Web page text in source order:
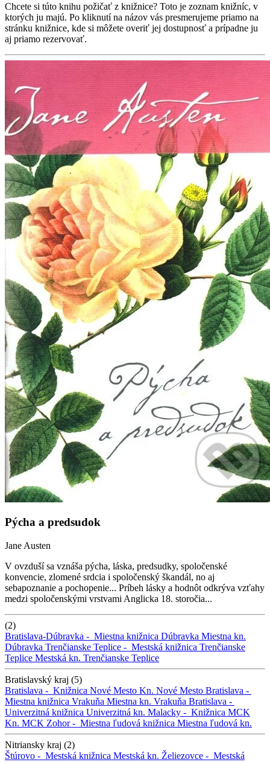
Chcete si túto knihu požičať z knižnice? Toto je zoznam knižníc, v
ktorých ju majú. Po kliknutí na názov vás presmerujeme priamo na
stránku knižnice, kde si môžete overiť jej dostupnosť a prípadne ju
aj priamo rezervovať.
Pýcha a predsudok
Jane Austen
V ovzduší sa vznáša pýcha, láska, predsudky, spoločenské
konvencie, zlomené srdcia i spoločenský škandál, no aj
sebapoznanie a pochopenie... Príbeh lásky a hodnôt odkrýva vzťahy
medzi spoločenskými vrstvami Anglicka 18. storočia...
(2)
Bratislava-Dúbravka - Miestna knižnica Dúbravka Miestna kn.
Dúbravka Trenčianske Teplice - Mestská knižnica Trenčianske
Teplice Mestská kn. Trenčianske Teplice
Bratislavský kraj (5)
Bratislava - Knižnica Nové Mesto Kn. Nové Mesto Bratislava -
Miestna knižnica Vrakuňa Miestna kn. Vrakuňa Bratislava -
Univerzitná knižnica Univerzitná kn. Malacky - Knižnica MCK
Kn. MCK Zohor - Miestna ľudová knižnica Miestna ľudová kn.
Nitriansky kraj (2)
Štúrovo - Mestská knižnica Mestská kn. Želiezovce - Mestská